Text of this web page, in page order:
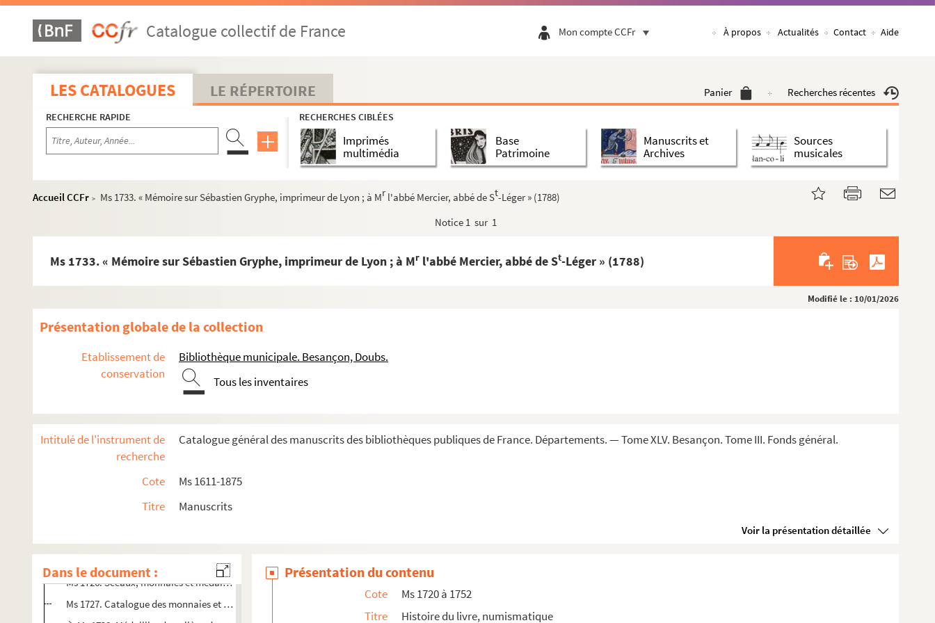
Catalogue collectif de France Mon compte CCFr À propos Actualités Contact Aide
LES CATALOGUES LE RÉPERTOIRE Panier Recherches récentes
RECHERCHE RAPIDE RECHERCHES CIBLÉES
Imprimés
multimédia
Base
Patrimoine
Manuscrits et
Archives
Sources
musicales
Accueil CCFr > Ms 1733. « Mémoire sur Sébastien Gryphe, imprimeur de Lyon ; à Mr l'abbé Mercier, abbé de St-Léger » (1788)
Notice 1 sur 1
Ms 1733. « Mémoire sur Sébastien Gryphe, imprimeur de Lyon ; à Mr l'abbé Mercier, abbé de St-Léger » (1788)
Modifié le : 10/01/2026
Présentation globale de la collection
Etablissement de
conservation
Bibliothèque municipale. Besançon, Doubs.
Tous les inventaires
Intitulé de l'instrument de
recherche
Catalogue général des manuscrits des bibliothèques publiques de France. Départements. — Tome XLV. Besançon. Tome III. Fonds général.
Cote
Ms 1611-1875
Titre
Manuscrits
Voir la présentation détaillée
Dans le document :
Ms 1652 à 1675. Histoire de la Franche-Comté
Ms 1676 à 1719. Histoire de la noblesse, héraldique, généalogie
Ms 1725. Correspondance de Jean-Jacques Bruand et autographes réunis par lui
Ms 1726. Sceaux, monnaies et médailles de Lorraine et des Trois Évêchés
Ms 1727. Catalogue des monnaies et médailles antiques de la Bibliothèque de Besançon, dressé par les soins de...
Présentation du contenu
Cote
Ms 1720 à 1752
Titre
Histoire du livre, numismatique